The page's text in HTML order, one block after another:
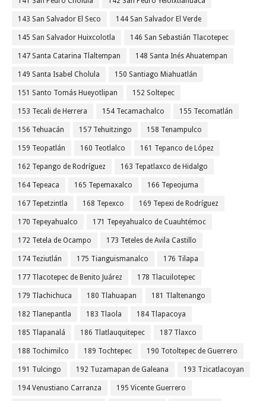
143 San Salvador El Seco 144 San Salvador El Verde
145 San Salvador Huixcolotla 146 San Sebastián Tlacotepec
147 Santa Catarina Tlaltempan 148 Santa Inés Ahuatempan
149 Santa Isabel Cholula 150 Santiago Miahuatlán
151 Santo Tomás Hueyotlipan 152 Soltepec
153 Tecali de Herrera 154 Tecamachalco 155 Tecomatlán
156 Tehuacán 157 Tehuitzingo 158 Tenampulco
159 Teopatlán 160 Teotlalco 161 Tepanco de López
162 Tepango de Rodríguez 163 Tepatlaxco de Hidalgo
164 Tepeaca 165 Tepemaxalco 166 Tepeojuma
167 Tepetzintla 168 Tepexco 169 Tepexi de Rodríguez
170 Tepeyahualco 171 Tepeyahualco de Cuauhtémoc
172 Tetela de Ocampo 173 Teteles de Avila Castillo
174 Teziutlán 175 Tianguismanalco 176 Tilapa
177 Tlacotepec de Benito Juárez 178 Tlacuilotepec
179 Tlachichuca 180 Tlahuapan 181 Tlaltenango
182 Tlanepantla 183 Tlaola 184 Tlapacoya
185 Tlapanalá 186 Tlatlauquitepec 187 Tlaxco
188 Tochimilco 189 Tochtepec 190 Totoltepec de Guerrero
191 Tulcingo 192 Tuzamapan de Galeana 193 Tzicatlacoyan
194 Venustiano Carranza 195 Vicente Guerrero